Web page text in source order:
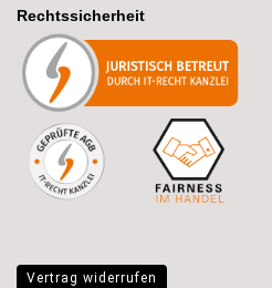
Rechtssicherheit
Vertrag widerrufen